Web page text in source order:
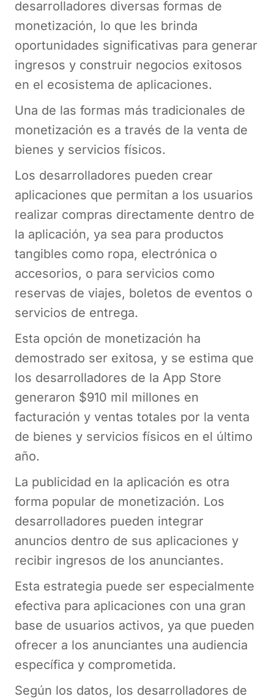
desarrolladores diversas formas de
monetización, lo que les brinda
oportunidades significativas para generar
ingresos y construir negocios exitosos
en el ecosistema de aplicaciones.
Una de las formas más tradicionales de
monetización es a través de la venta de
bienes y servicios físicos.
Los desarrolladores pueden crear
aplicaciones que permitan a los usuarios
realizar compras directamente dentro de
la aplicación, ya sea para productos
tangibles como ropa, electrónica o
accesorios, o para servicios como
reservas de viajes, boletos de eventos o
servicios de entrega.
Esta opción de monetización ha
demostrado ser exitosa, y se estima que
los desarrolladores de la App Store
generaron $910 mil millones en
facturación y ventas totales por la venta
de bienes y servicios físicos en el último
año.
La publicidad en la aplicación es otra
forma popular de monetización. Los
desarrolladores pueden integrar
anuncios dentro de sus aplicaciones y
recibir ingresos de los anunciantes.
Esta estrategia puede ser especialmente
efectiva para aplicaciones con una gran
base de usuarios activos, ya que pueden
ofrecer a los anunciantes una audiencia
específica y comprometida.
Según los datos, los desarrolladores de